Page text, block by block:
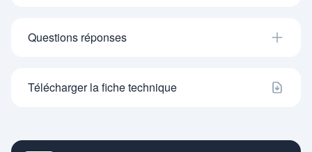
Questions réponses
Télécharger la fiche technique